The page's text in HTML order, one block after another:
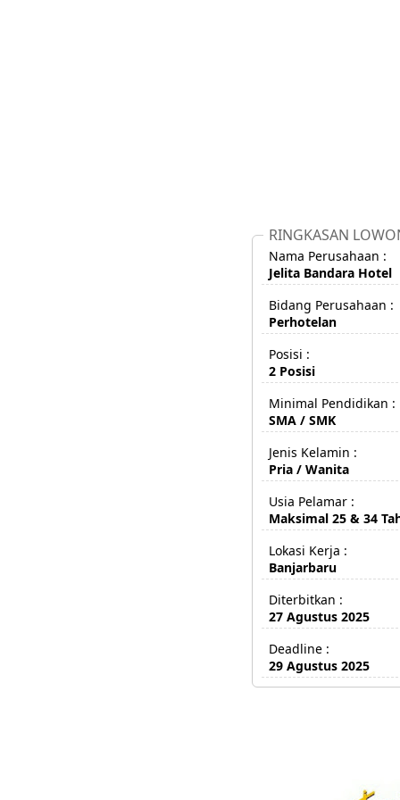
RINGKASAN
Nama Perusahaan :
Jelita Bandara Hotel
Bidang Perusahaan :
Perhotelan
Posisi :
2 Posisi
Minimal Pendidikan :
SMA / SMK
Jenis Kelamin :
Pria / Wanita
Usia Pelamar :
Maksimal 25 & 34
Lokasi Kerja :
Banjarbaru
Diterbitkan :
27 Agustus 2025
Deadline :
29 Agustus 2025